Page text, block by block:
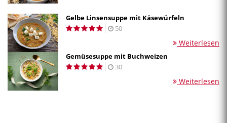
Gelbe Linsensuppe mit Käsewürfeln
50
Weiterlesen
Gemüsesuppe mit Buchweizen
30
Weiterlesen